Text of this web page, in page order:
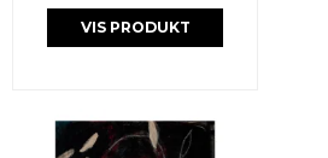
VIS PRODUKT